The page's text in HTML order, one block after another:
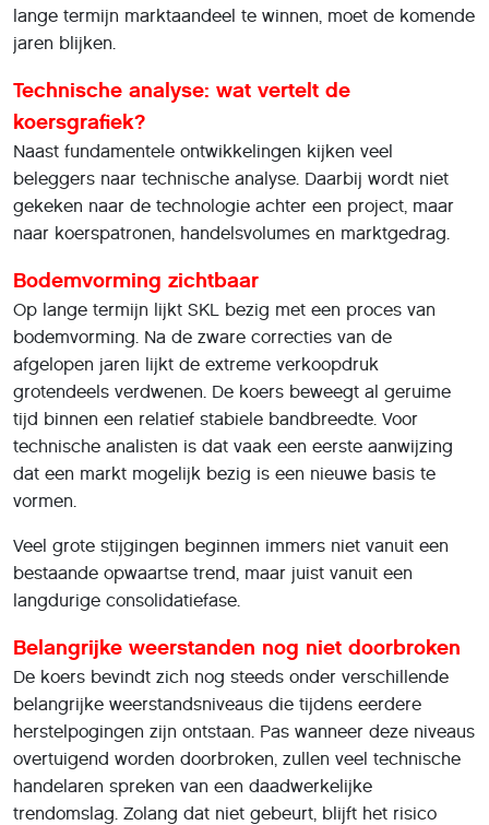
lange termijn marktaandeel te winnen, moet de komende
jaren blijken.
Technische analyse: wat vertelt de
koersgrafiek?
Naast fundamentele ontwikkelingen kijken veel
beleggers naar technische analyse. Daarbij wordt niet
gekeken naar de technologie achter een project, maar
naar koerspatronen, handelsvolumes en marktgedrag.
Bodemvorming zichtbaar
Op lange termijn lijkt SKL bezig met een proces van
bodemvorming. Na de zware correcties van de
afgelopen jaren lijkt de extreme verkoopdruk
grotendeels verdwenen. De koers beweegt al geruime
tijd binnen een relatief stabiele bandbreedte. Voor
technische analisten is dat vaak een eerste aanwijzing
dat een markt mogelijk bezig is een nieuwe basis te
vormen.
Veel grote stijgingen beginnen immers niet vanuit een
bestaande opwaartse trend, maar juist vanuit een
langdurige consolidatiefase.
Belangrijke weerstanden nog niet doorbroken
De koers bevindt zich nog steeds onder verschillende
belangrijke weerstandsniveaus die tijdens eerdere
herstelpogingen zijn ontstaan. Pas wanneer deze niveaus
overtuigend worden doorbroken, zullen veel technische
handelaren spreken van een daadwerkelijke
trendomslag. Zolang dat niet gebeurt, blijft het risico